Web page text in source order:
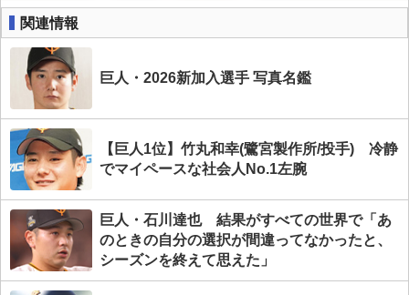
関連情報
巨人・2026新加入選手 写真名鑑
【巨人1位】竹丸和幸(鷺宮製作所/投手) 冷静
でマイペースな社会人No.1左腕
巨人・石川達也 結果がすべての世界で「あ
のときの自分の選択が間違ってなかったと、
シーズンを終えて思えた」